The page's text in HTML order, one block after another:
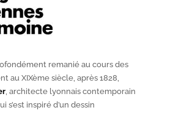
remanié au cours des
au XIXèmesiècle, après 1828,
, architecte lyonnais contemporain
s’est inspiré d’un dessin